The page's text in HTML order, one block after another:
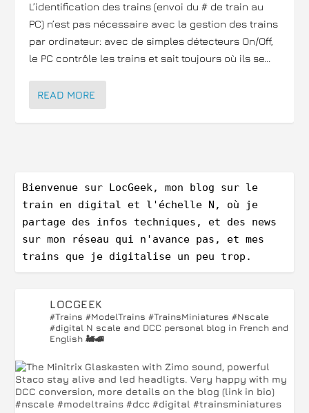
L’identification des trains (envoi du # de train au
PC) n’est pas nécessaire avec la gestion des trains
par ordinateur: avec de simples détecteurs On/Off,
le PC contrôle les trains et sait toujours où ils se...
READ MORE
Bienvenue sur LocGeek, mon blog sur le
train en digital et l'échelle N, où je
partage des infos techniques, et des news
sur mon réseau qui n'avance pas, et mes
trains que je digitalise un peu trop.
LOCGEEK
#Trains #ModelTrains #TrainsMiniatures #Nscale
#digital N scale and DCC personal blog in French and
English 🚂🚅